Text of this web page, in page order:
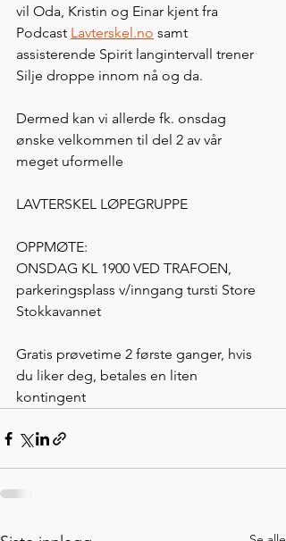
vil Oda, Kristin og Einar kjent fra
Podcast Lavterskel.no samt
assisterende Spirit langintervall trener
Silje droppe innom nå og da.
Dermed kan vi allerde fk. onsdag
ønske velkommen til del 2 av vår
meget uformelle
LAVTERSKEL LØPEGRUPPE
OPPMØTE:
ONSDAG KL 1900 VED TRAFOEN,
parkeringsplass v/inngang tursti Store
Stokkavannet
Gratis prøvetime 2 første ganger, hvis
du liker deg, betales en liten
kontingent